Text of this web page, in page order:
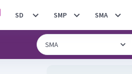
SD SMP SMA